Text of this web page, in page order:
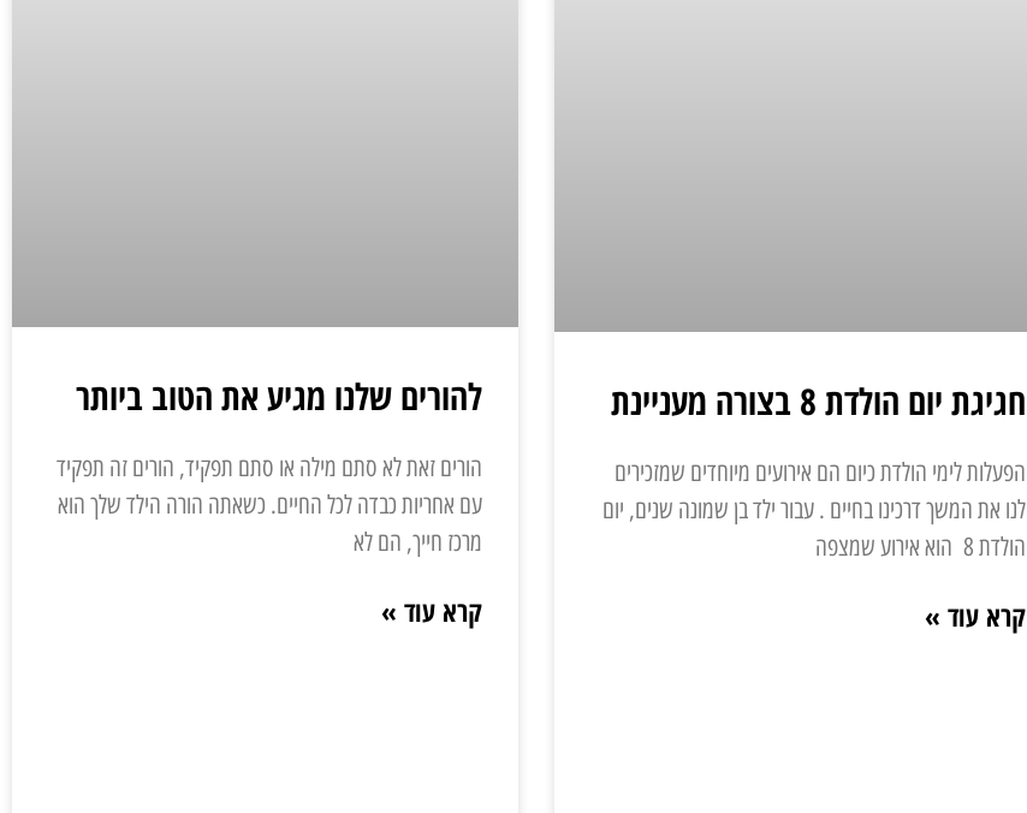
חגיגת יום הולדת 8 בצורה מעניינת
הפעלות לימי הולדת כיום הם אירועים מיוחדים שמזכירים
לנו את המשך דרכינו בחיים . עבור ילד בן שמונה שנים, יום
הולדת 8 הוא אירוע שמצפה
קרא עוד »
להורים שלנו מגיע את הטוב ביותר
הורים זאת לא סתם מילה או סתם תפקיד, הורים זה תפקיד
עם אחריות כבדה לכל החיים. כשאתה הורה הילד שלך הוא
מרכז חייך, הם לא
קרא עוד »